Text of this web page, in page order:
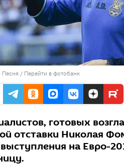
/ Перейти в фотобанк
готовых
отставки Николая
на Евро-